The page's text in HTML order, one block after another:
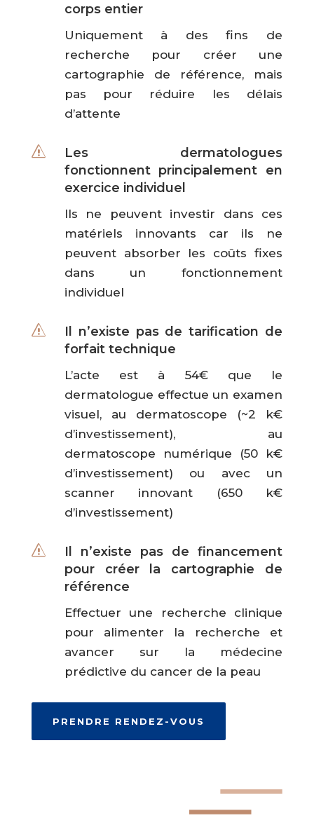
corps entier
Uniquement à des fins de
recherche pour créer une
cartographie de référence, mais
pas pour réduire les délais
d’attente
s
Les dermatologues
fonctionnent principalement en
exercice individuel
Ils ne peuvent investir dans ces
matériels innovants car ils ne
peuvent absorber les coûts fixes
dans un fonctionnement
individuel
s
Il n’existe pas de tarification de
forfait technique
L’acte est à 54€ que le
dermatologue effectue un examen
visuel, au dermatoscope (~2 k€
d’investissement), au
dermatoscope numérique (50 k€
d’investissement) ou avec un
scanner innovant (650 k€
d’investissement)
s
Il n’existe pas de financement
pour créer la cartographie de
référence
Effectuer une recherche clinique
pour alimenter la recherche et
avancer sur la médecine
prédictive du cancer de la peau
PRENDRE RENDEZ-VOUS